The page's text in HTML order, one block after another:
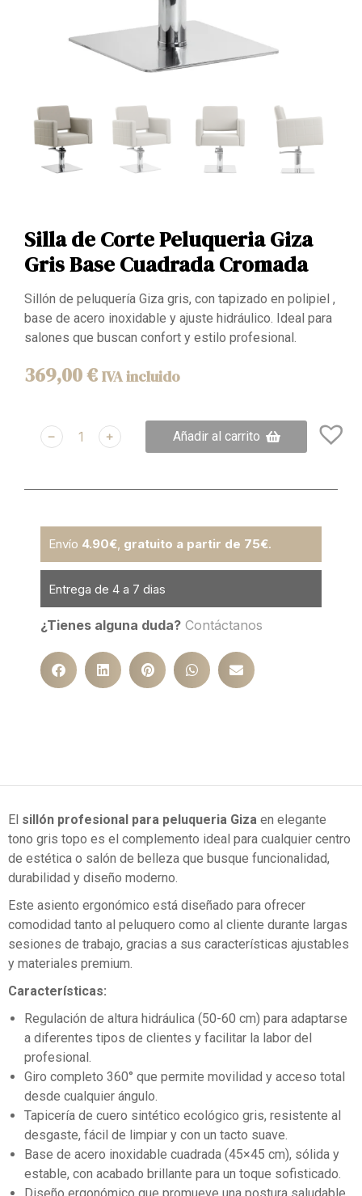
Silla de Corte Peluqueria Giza
Gris Base Cuadrada Cromada
Sillón de peluquería Giza gris, con tapizado en polipiel ,
base de acero inoxidable y ajuste hidráulico. Ideal para
salones que buscan confort y estilo profesional.
369,00€ IVA incluido
﹣ ﹢ Añadir al carrito
Envío 4.90€ gratuito a partir de 75€.
Entrega de 4 a 7 dias
¿Tienes alguna duda? Contáctanos
El sillón profesional para peluqueria Giza en elegante
tono gris topo es el complemento ideal para cualquier centro
de estética o salón de belleza que busque funcionalidad,
durabilidad y diseño moderno.
Este asiento ergonómico está diseñado para ofrecer
comodidad tanto al peluquero como al cliente durante largas
sesiones de trabajo, gracias a sus características ajustables
y materiales premium.
Características:
Regulación de altura hidráulica (50-60 cm) para adaptarse
a diferentes tipos de clientes y facilitar la labor del
profesional.
Giro completo 360° que permite movilidad y acceso total
desde cualquier ángulo.
Tapicería de cuero sintético ecológico gris, resistente al
desgaste, fácil de limpiar y con un tacto suave.
Base de acero inoxidable cuadrada (45×45 cm), sólida y
estable, con acabado brillante para un toque sofisticado.